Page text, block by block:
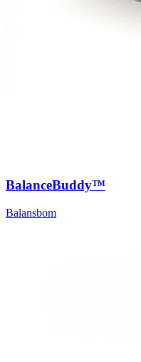
BalanceBuddy™
Balansbom